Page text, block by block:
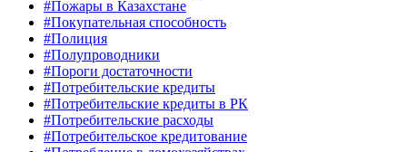
#Пожары в Казахстане
#Покупательная способность
#Полиция
#Полупроводники
#Пороги достаточности
#Потребительские кредиты
#Потребительские кредиты в РК
#Потребительские расходы
#Потребительское кредитование